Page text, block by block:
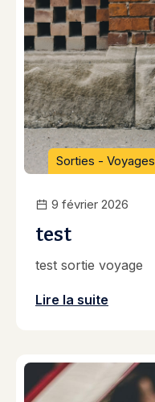
Sorties - Voyages
9 février 2026
test
test sortie voyage
Lire la suite